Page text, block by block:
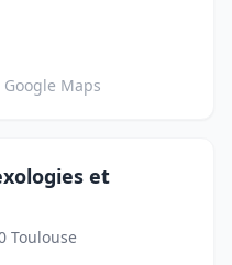
Google Maps
et
Toulouse